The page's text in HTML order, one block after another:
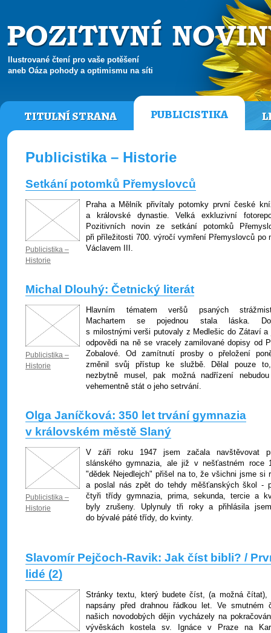
Ilustrované čtení pro vaše potěšení
aneb Oáza pohody a optimismu na síti
TITULNÍ STRANA PUBLICISTIKA
Publicistika – Historie
Setkání potomků Přemyslovců
Publicistika –
Historie
Praha a Mělník přivítaly potomky první české
a královské dynastie. Velká exkluzivní
Pozitivních novin ze setkání potomků
při příležitosti 700. výročí vymření Přemyslovců po
Václavem III.
Michal Dlouhý: Četnický literát
Publicistika –
Historie
Hlavním tématem veršů psaných
Machartem se pojednou stala láska.
s milostnými verši putovaly z Medlešic do Zátaví a
odpovědi na ně se vracely zamilované dopisy od
Zobalové. Od zamítnutí prosby o přeložení
změnil svůj přístup ke službě. Dělal pouze
nezbytně musel, pak možná nadřízení
vehementně stát o jeho setrvání.
Olga Janíčková: 350 let trvání gymnazia
v královském městě Slaný
Publicistika –
Historie
V září roku 1947 jsem začala navštěvovat
slánského gymnazia, ale již v nešťastném roce
"dědek Nejedlejch" přišel na to, že všichni jsme si
a poslal nás zpět do tehdy měšťanských škol -
čtyři třídy gymnazia, prima, sekunda, tercie a
byly zrušeny. Uplynuly tři roky a přihlásila
do bývalé páté třídy, do kvinty.
Slavomír Pejčoch-Ravik: Jak číst bibli? /
lidé (2)
Stránky textu, který budete číst, (a možná čítat),
napsány před drahnou řádkou let. Ve smutném
našich novodobých dějin vycházely na
vývěskách kostela sv. Ignáce v Praze na